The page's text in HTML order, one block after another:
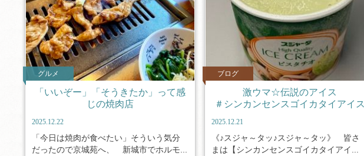
グルメ
「いいぞー」「そうきたか」って感
じの焼肉店
2025.12.22
「今日は焼肉が食べたい」そういう気分
だったので京城苑へ、 新城市でホルモ...
ブログ
激ウマ☆伝説のアイス
＃シンカンセンスゴイカタイアイス
2025.12.21
《♪スジャ～タッ♪スジャ～タッ》 皆さ
まは【シンカンセンスゴイカタイアイ...